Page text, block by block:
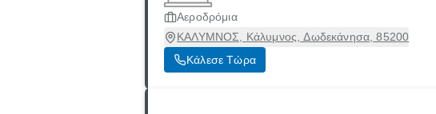
Αεροδρόμια
ΚΑΛΥΜΝΟΣ, Κάλυμνος, Δωδεκάνησα, 85200
Κάλεσε Τώρα